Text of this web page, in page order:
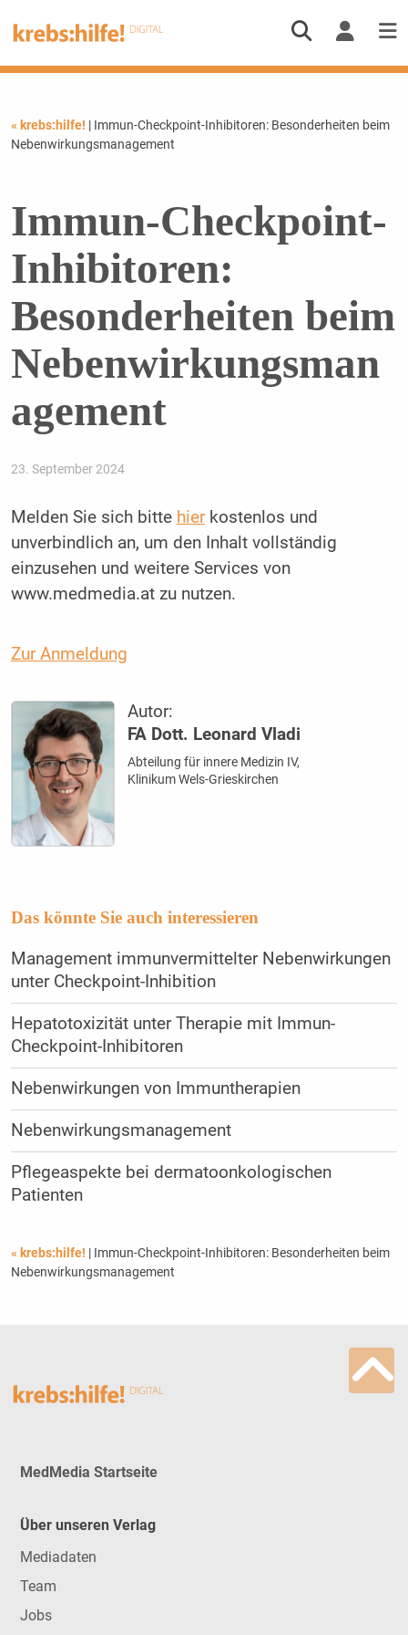
« krebs:hilfe! | Immun-Checkpoint-Inhibitoren: Besonderheiten beim
Nebenwirkungsmanagement
Immun-Checkpoint-
Inhibitoren:
Besonderheiten beim
Nebenwirkungsman
agement
23. September 2024
Melden Sie sich bitte hierkostenlos und
unverbindlich an, um den Inhalt vollständig
einzusehen und weitere Services von
www.medmedia.at zu nutzen.
Zur Anmeldung
Autor:
FA Dott. Leonard Vladi
Abteilung für innere Medizin IV,
Klinikum Wels-Grieskirchen
Das könnte Sie auch interessieren
Management immunvermittelter Nebenwirkungen
unter Checkpoint-Inhibition
Hepatotoxizität unter Therapie mit Immun-
Checkpoint-Inhibitoren
Nebenwirkungen von Immuntherapien
Nebenwirkungsmanagement
Pflegeaspekte bei dermatoonkologischen
Patienten
« krebs:hilfe! | Immun-Checkpoint-Inhibitoren: Besonderheiten beim
Nebenwirkungsmanagement
MedMedia Startseite
Über unseren Verlag
Mediadaten
Team
Jobs